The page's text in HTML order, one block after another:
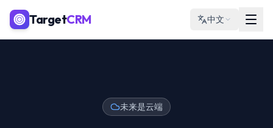
TargetCRM 中文
未来是云端